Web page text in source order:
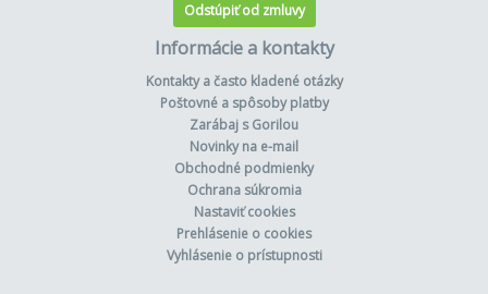
Odstúpiť od zmluvy
Informácie a kontakty
Kontakty a často kladené otázky
Poštovné a spôsoby platby
Zarábaj s Gorilou
Novinky na e-mail
Obchodné podmienky
Ochrana súkromia
Nastaviť cookies
Prehlásenie o cookies
Vyhlásenie o prístupnosti